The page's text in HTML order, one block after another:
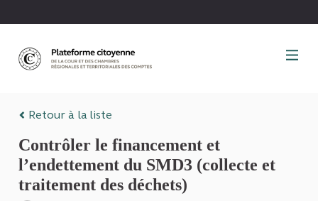
Retour à la liste
Contrôler le financement et
l’endettement du SMD3 (collecte et
traitement des déchets)